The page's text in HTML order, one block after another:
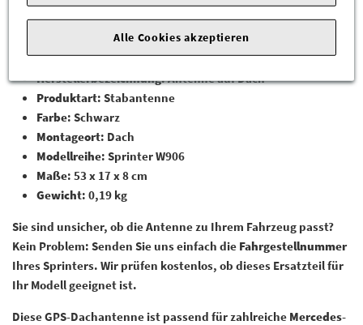
Produktmerkmale
: Mercedes-Benz
Artikelnummer: A9069056500
Herstellerbezeichnung: Antenne auf Dach
Produktart: Stabantenne
Farbe: Schwarz
Montageort: Dach
Modellreihe: Sprinter W906
Maße: 53 x 17 x 8 cm
Gewicht: 0,19 kg
Sie sind unsicher, ob die Antenne zu Ihrem Fahrzeug passt?
Kein Problem: Senden Sie uns einfach die Fahrgestellnummer
Ihres Sprinters. Wir prüfen kostenlos, ob dieses Ersatzteil für
Ihr Modell geeignet ist.
Diese GPS-Dachantenne ist passend für zahlreiche Mercedes-
Alle Cookies akzeptieren